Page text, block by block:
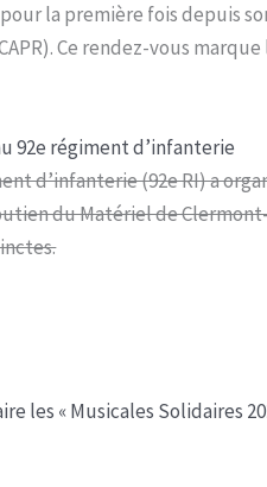
la première fois depuis
Ce rendez-vous
92e régiment d’infanterie
d’infanterie (92e RI) a
du Matériel de
les « Musicales Solidaires